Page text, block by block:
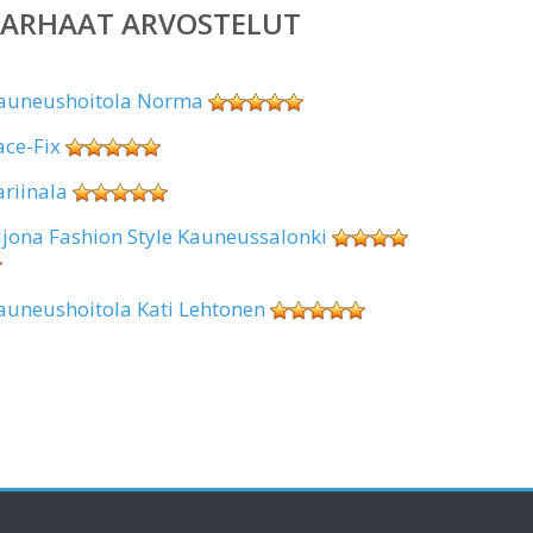
ARVOSTELUT
Norma
Fix
Fashion Style Kauneussalonki
Kati Lehtonen